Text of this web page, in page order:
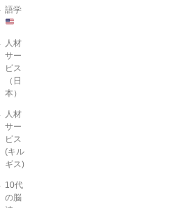
語学
人材
サー
ビス
（日
本）
人材
サー
ビス
(キル
ギス)
10代
の脳